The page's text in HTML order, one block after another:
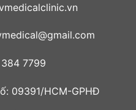
7799
09391/HCM-GPHĐ